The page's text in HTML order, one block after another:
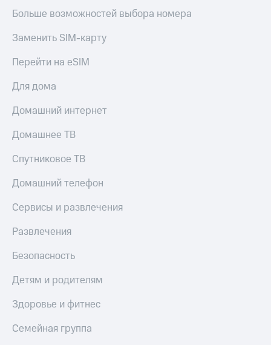
Больше возможностей выбора номера
Заменить SIM-карту
Перейти на eSIM
Для дома
Домашний интернет
Домашнее ТВ
Спутниковое ТВ
Домашний телефон
Сервисы и развлечения
Развлечения
Безопасность
Детям и родителям
Здоровье и фитнес
Семейная группа